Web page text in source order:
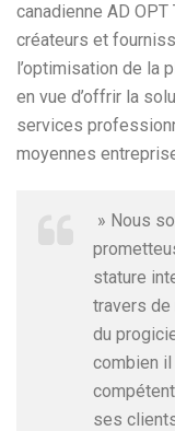
canadienne AD
créateurs et
l’optimisation de la
en vue d’offrir la
services
moyennes
» Nous
stature
travers de
du
combien
ses